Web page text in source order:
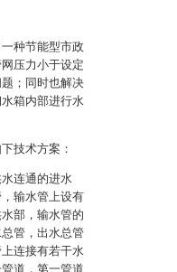
种节能型市政
压力小于设定
；同时也解决
箱内部进行水
技术方案：
连通的进水
输水管上设有
部，输水管的
管，出水总管
连接有若干水
道，第一管道